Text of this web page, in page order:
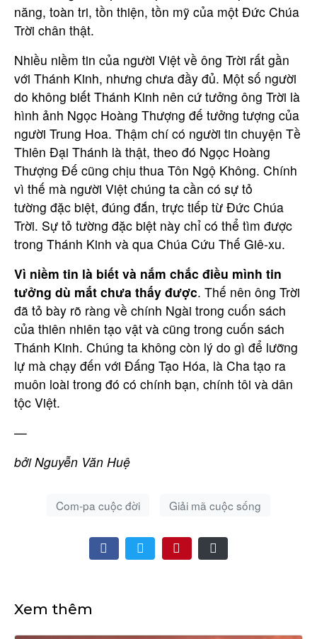
năng, toàn tri, tồn thiện, tồn mỹ của một Đức Chúa
Trời chân thật.
Nhiều niềm tin của người Việt về ông Trời rất gần
với Thánh Kinh, nhưng chưa đầy đủ. Một số người
do không biết Thánh Kinh nên cứ tưởng ông Trời là
hình ảnh Ngọc Hoàng Thượng đế tưởng tượng của
người Trung Hoa. Thậm chí có người tin chuyện Tề
Thiên Đại Thánh là thật, theo đó Ngọc Hoàng
Thượng Đế cũng chịu thua Tôn Ngộ Không. Chính
vì thế mà người Việt chúng ta cần có sự tỏ
tường đặc biệt, đúng đắn, trực tiếp từ Đức Chúa
Trời. Sự tỏ tường đặc biệt này chỉ có thể tìm được
trong Thánh Kinh và qua Chúa Cứu Thế Giê-xu.
Vì niềm tin là biết và nắm chắc điều mình tin
tưởng dù mắt chưa thấy được. Thế nên ông Trời
đã tỏ bày rõ ràng về chính Ngài trong cuốn sách
của thiên nhiên tạo vật và cũng trong cuốn sách
Thánh Kinh. Chúng ta không còn lý do gì để lưỡng
lự mà chạy đến với Đấng Tạo Hóa, là Cha tạo ra
muôn loài trong đó có chính bạn, chính tôi và dân
tộc Việt.
—
bởi Nguyễn Văn Huệ
Com-pa cuộc đời Giải mã cuộc sống
Xem thêm